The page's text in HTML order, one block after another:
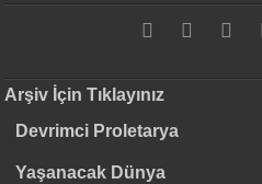
Arşiv İçin Tıklayınız
Devrimci Proletarya
Yaşanacak Dünya